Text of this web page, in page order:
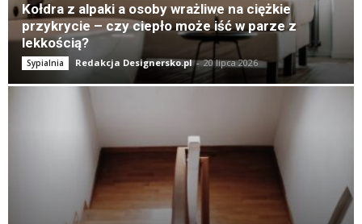
Kołdra z alpaki a osoby wrażliwe na ciężkie
przykrycie – czy ciepło może iść w parze z
lekkością?
Sypialnia Redakcja Designersko.pl - 20 lipca 2026